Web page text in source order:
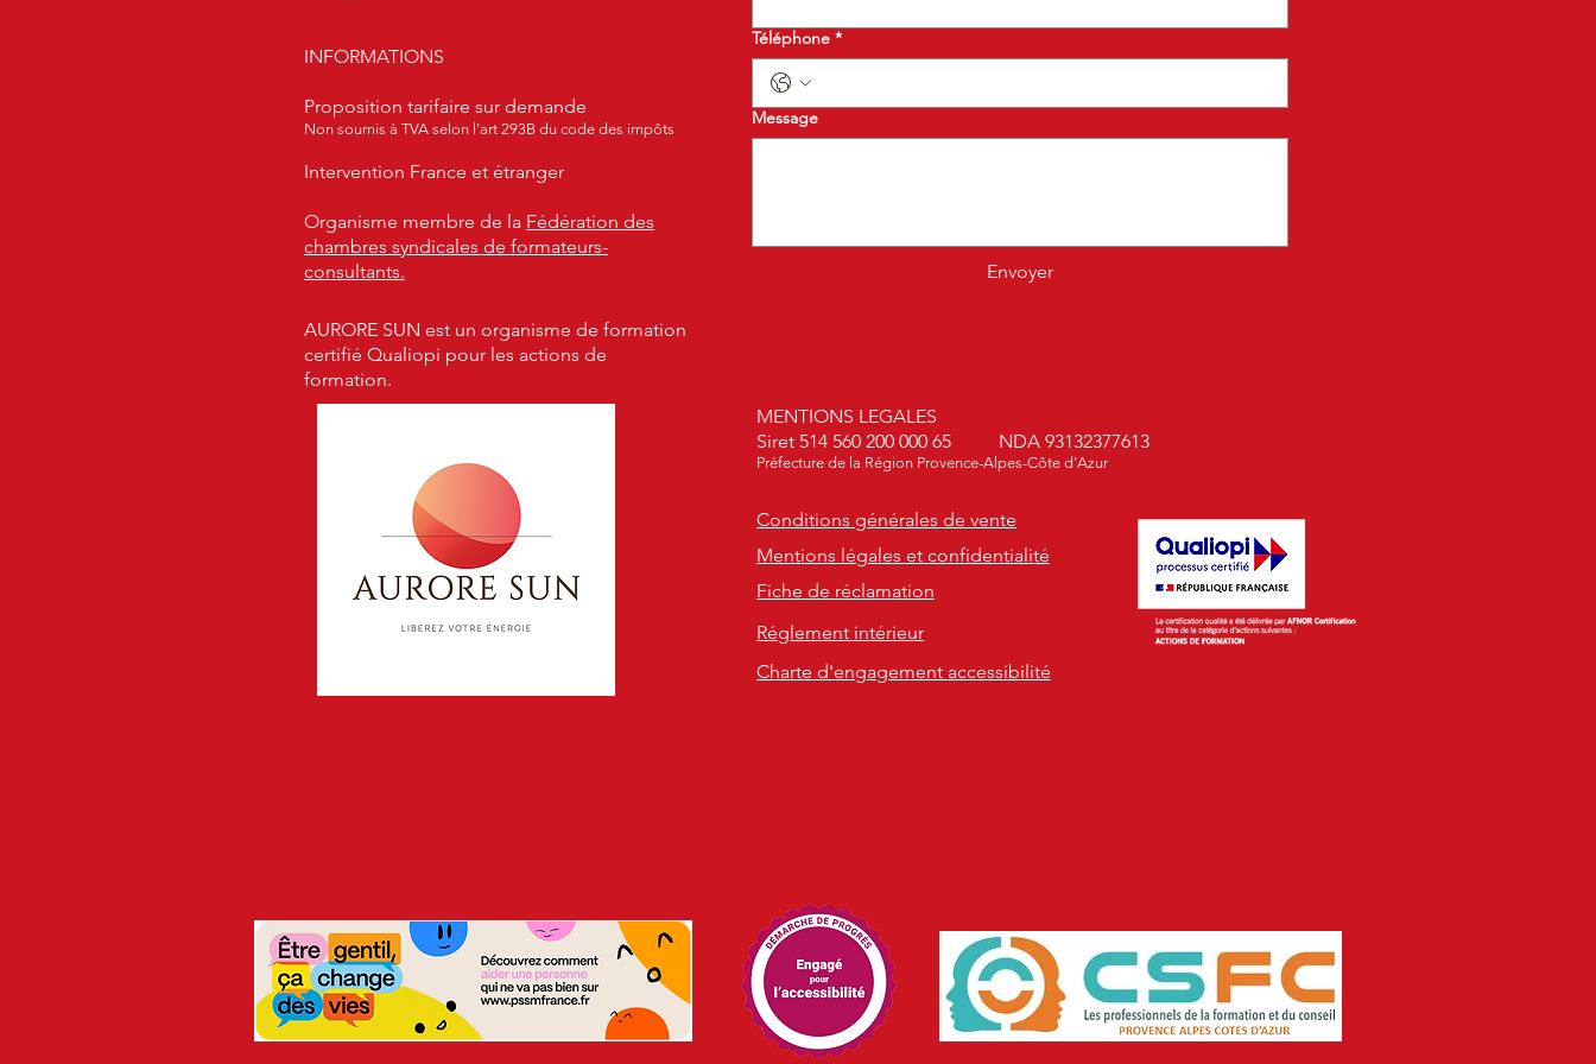
INFORMATIONS
Proposition tarifaire sur demande
Non soumis à TVA selon l'art 293B du code des impôts
Intervention France et étranger
Organisme membre de la Fédération des
chambres syndicales de formateurs-
consultants.
AURORE SUN est un organisme de formation
certifié Qualiopi pour les actions de
formation.
Téléphone *
Message
Envoyer
MENTIONS LEGALES
Siret 514 560 200 000 65 NDA 93132377613
Préfecture de la Région Provence-Alpes-Côte d’Azur
Conditions générales de vente
Mentions légales et confidentialité
Fiche de réclamation
Réglement intérieur
Charte d'engagement accessibilité